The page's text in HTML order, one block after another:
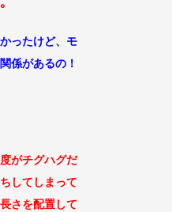
ったけど、モ
係があるの！
がチグハグだ
してしまって
さを配置して